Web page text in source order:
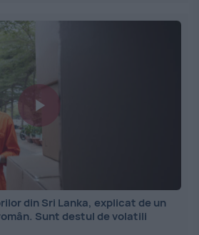
din Sri Lanka, explicat de un
Sunt destul de volatili